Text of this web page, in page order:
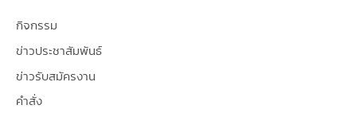
กิจกรรม
ข่าวประชาสัมพันธ์
ข่าวรับสมัครงาน
คำสั่ง